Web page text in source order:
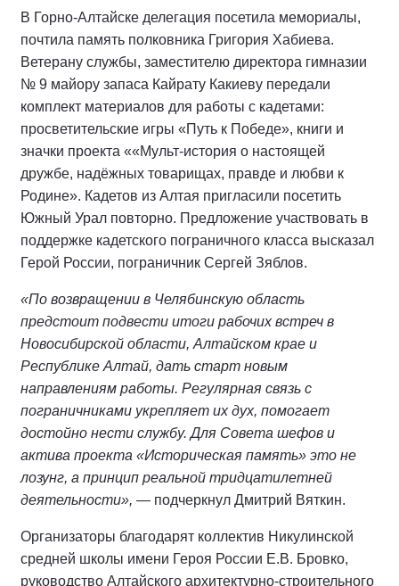
В Горно-Алтайске делегация посетила мемориалы,
почтила память полковника Григория Хабиева.
Ветерану службы, заместителю директора гимназии
№ 9 майору запаса Кайрату Какиеву передали
комплект материалов для работы с кадетами:
просветительские игры «Путь к Победе», книги и
значки проекта ««Мульт-история о настоящей
дружбе, надёжных товарищах, правде и любви к
Родине». Кадетов из Алтая пригласили посетить
Южный Урал повторно. Предложение участвовать в
поддержке кадетского пограничного класса высказал
Герой России, пограничник Сергей Зяблов.
«По возвращении в Челябинскую область
предстоит подвести итоги рабочих встреч в
Новосибирской области, Алтайском крае и
Республике Алтай, дать старт новым
направлениям работы. Регулярная связь с
пограничниками укрепляет их дух, помогает
достойно нести службу. Для Совета шефов и
актива проекта «Историческая память» это не
лозунг, а принцип реальной тридцатилетней
деятельности», — подчеркнул Дмитрий Вяткин.
Организаторы благодарят коллектив Никулинской
средней школы имени Героя России Е.В. Бровко,
руководство Алтайского архитектурно-строительного